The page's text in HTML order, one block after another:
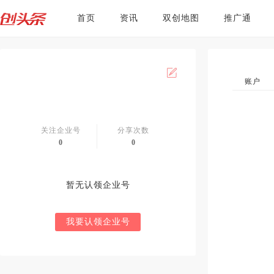
首页 资讯 双创地图 推广通
关注企业号
0
分享次数
0
暂无认领企业号
我要认领企业号
账户